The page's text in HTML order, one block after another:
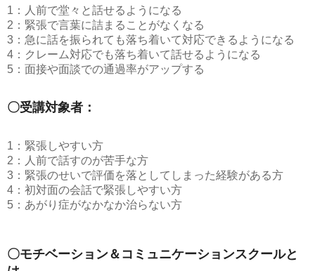
1：人前で堂々と話せるようになる
2：緊張で言葉に詰まることがなくなる
3：急に話を振られても落ち着いて対応できるようになる
4：クレーム対応でも落ち着いて話せるようになる
5：面接や面談での通過率がアップする
〇受講対象者：
1：緊張しやすい方
2：人前で話すのが苦手な方
3：緊張のせいで評価を落としてしまった経験がある方
4：初対面の会話で緊張しやすい方
5：あがり症がなかなか治らない方
〇モチベーション＆コミュニケーションスクールと